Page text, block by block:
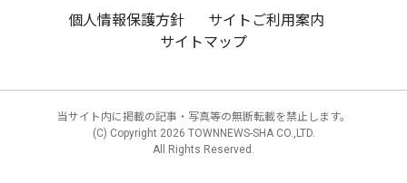
個人情報保護方針
サイトご利用案内
サイトマップ
当サイト内に掲載の記事・写真等の無断転載を禁止します。
(C) Copyright 2026 TOWNNEWS-SHA CO.,LTD.
All Rights Reserved.